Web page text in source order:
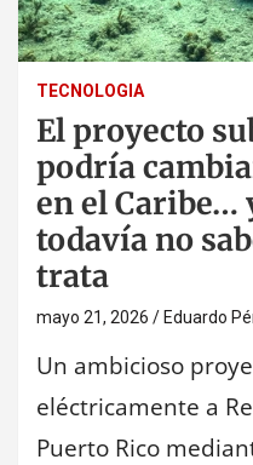
TECNOLOGIA
El proyecto
podría
en el Caribe…
todavía no
trata
mayo 21, 2026 Eduardo
Un ambicioso
eléctricamente a
Puerto Rico